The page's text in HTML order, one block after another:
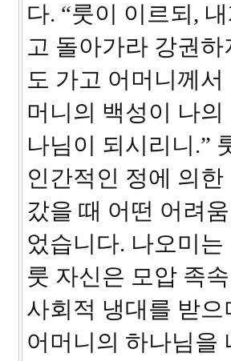
다. “룻이 이르되,
고 돌아가라 강권
도 가고 어머니께
머니의 백성이 나
나님이 되시리니.”
인간적인 정에 의
갔을 때 어떤 어려
었습니다. 나오미
룻 자신은 모압 족
사회적 냉대를 받
어머니의 하나님을